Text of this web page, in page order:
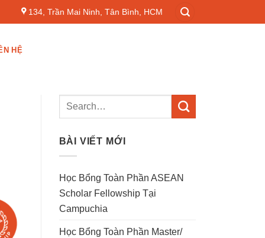
134, Trần Mai Ninh, Tân Bình, HCM
HỆ
BÀI VIẾT MỚI
Học Bổng Toàn Phần ASEAN
Scholar Fellowship Tại
Campuchia
Học Bổng Toàn Phần Master/